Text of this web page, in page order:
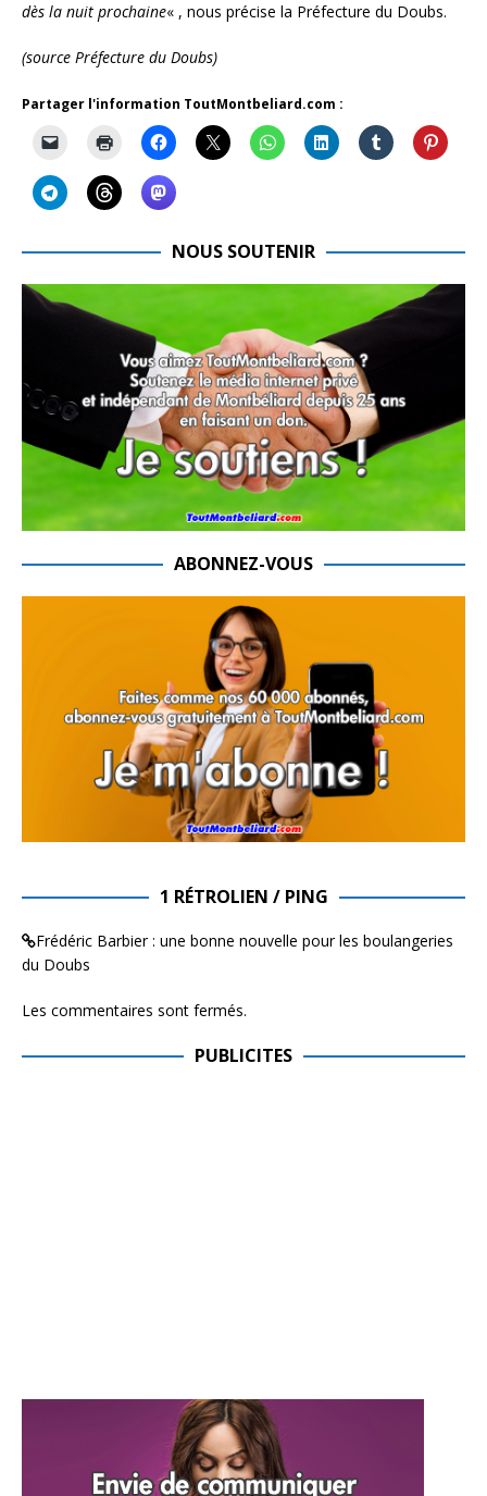
dès la nuit prochaine« , nous précise la Préfecture du Doubs.
(source Préfecture du Doubs)
Partager l'information ToutMontbeliard.com :
NOUS SOUTENIR
ABONNEZ-VOUS
1 RÉTROLIEN / PING
Frédéric Barbier : une bonne nouvelle pour les boulangeries
du Doubs
Les commentaires sont fermés.
PUBLICITES